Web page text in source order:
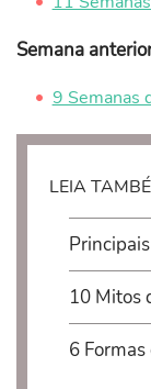
Semana
9 Semanas
LEIA
10 Mitos
6